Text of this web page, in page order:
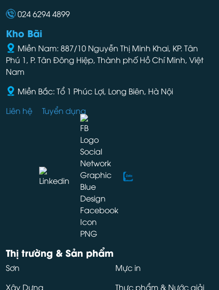
024 6294 4899
Kho Bãi
Miền Nam: 887/10 Nguyễn Thị Minh Khai, KP. Tân
Phú 1, P. Tân Đông Hiệp, Thành phố Hồ Chí Minh, Việt
Nam
Miền Bắc: Tổ 1 Phúc Lợi, Long Biên, Hà Nội
Liên hệ
Tuyển dụng
Thị trường & Sản phẩm
Sơn
Xây Dựng
Mực in
Thực phẩm & Nước giải